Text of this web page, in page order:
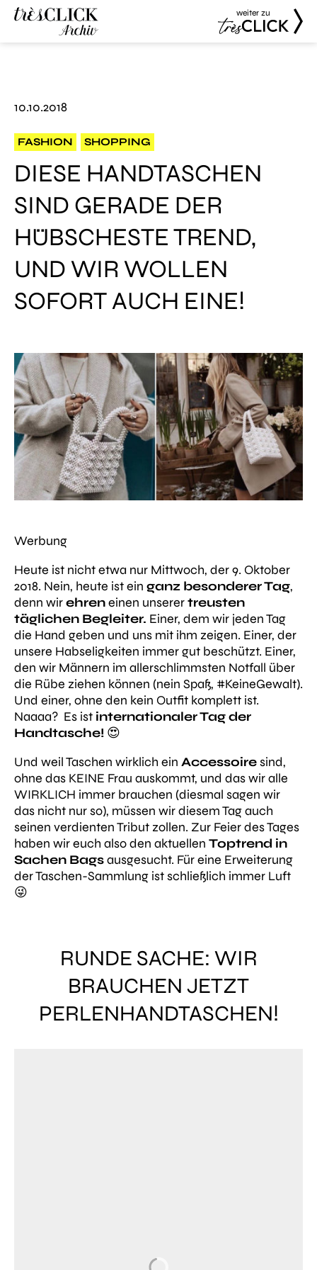
weiter zu
10.10.2018
FASHION SHOPPING
DIESE HANDTASCHEN
SIND GERADE DER
HÜBSCHESTE TREND,
UND WIR WOLLEN
SOFORT AUCH EINE!
Werbung
Heute ist nicht etwa nur Mittwoch, der 9. Oktober
2018. Nein, heute ist ein ganz besonderer Tag,
denn wirehreneinen unserertreusten
täglichen Begleiter. Einer, dem wir jeden Tag
die Hand geben und uns mit ihm zeigen. Einer, der
unsere Habseligkeiten immer gut beschützt. Einer,
den wir Männern im allerschlimmsten Notfall über
die Rübe ziehen können (nein Spaß, #KeineGewalt).
Und einer, ohne den kein Outfit komplett ist.
Naaaa? Es ist internationaler Tag der
Handtasche! 😍
Und weil Taschen wirklich ein Accessoiresind,
ohne das KEINE Frau auskommt, und das wir alle
WIRKLICH immer brauchen (diesmal sagen wir
das nicht nur so), müssen wir diesem Tag auch
seinen verdienten Tribut zollen. Zur Feier des Tages
haben wir euch also den aktuellen Toptrend in
Sachen Bagsausgesucht. Für eine Erweiterung
der Taschen-Sammlung ist schließlich immer Luft
😜
RUNDE SACHE: WIR
BRAUCHEN JETZT
PERLENHANDTASCHEN!